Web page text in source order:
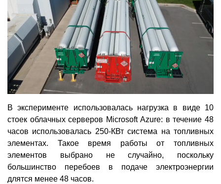
В эксперименте использовалась нагрузка в виде 10
стоек облачных серверов Microsoft Azure: в течение 48
часов использовалась 250-КВт система на топливных
элементах. Такое время работы от топливных
элементов выбрано не случайно, поскольку
большинство перебоев в подаче электроэнергии
длятся менее 48 часов.